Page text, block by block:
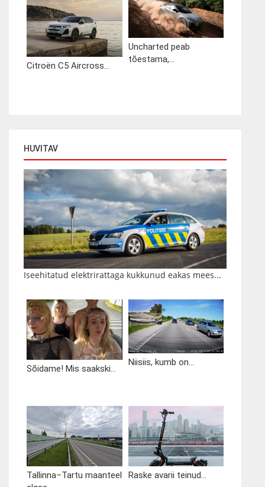
Citroën C5 Aircross...
Uncharted peab
tõestama,...
HUVITAV
Iseehitatud elektrirattaga kukkunud eakas mees...
Sõidame! Mis saakski...
Niisiis, kumb on...
Tallinna–Tartu maanteel
Raske avarii teinud...